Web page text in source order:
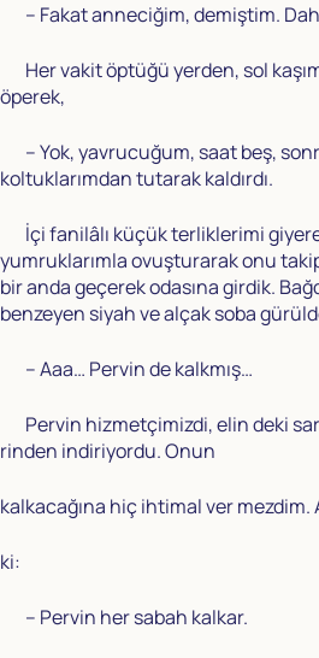
– Fakat anneciğim, demiştim.
Her vakit öptüğü yerden, sol
öperek,
– Yok, yavrucuğum, saat beş,
koltuklarımdan tutarak kaldırdı.
İçi fanilâlı küçük terliklerimi
yumruklarımla ovuşturarak onu
bir anda geçerek odasına girdik.
benzeyen siyah ve alçak soba
– Aaa… Pervin de kalkmış…
Pervin hizmetçimizdi, elin deki
rinden indiriyordu. Onun
kalkacağına hiç ihtimal ver
ki:
– Pervin her sabah kalkar.